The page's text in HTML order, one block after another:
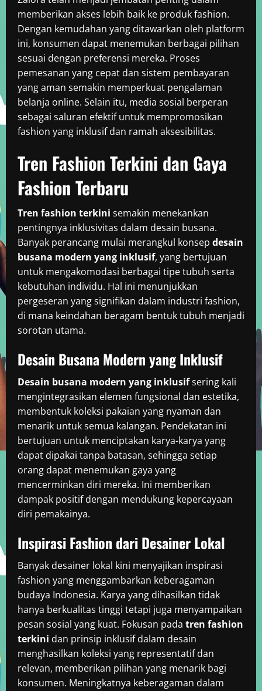
memberikan akses lebih baik ke produk fashion.
Dengan kemudahan yang ditawarkan oleh platform
ini, konsumen dapat menemukan berbagai pilihan
sesuai dengan preferensi mereka. Proses
pemesanan yang cepat dan sistem pembayaran
yang aman semakin memperkuat pengalaman
belanja online. Selain itu, media sosial berperan
sebagai saluran efektif untuk mempromosikan
fashion yang inklusif dan ramah aksesibilitas.
Tren Fashion Terkini dan Gaya
Fashion Terbaru
Tren fashion terkini semakin menekankan
pentingnya inklusivitas dalam desain busana.
Banyak perancang mulai merangkul konsep desain
busana modern yang inklusif, yang bertujuan
untuk mengakomodasi berbagai tipe tubuh serta
kebutuhan individu. Hal ini menunjukkan
pergeseran yang signifikan dalam industri fashion,
di mana keindahan beragam bentuk tubuh menjadi
sorotan utama.
Desain Busana Modern yang Inklusif
Desain busana modern yang inklusifsering kali
mengintegrasikan elemen fungsional dan estetika,
membentuk koleksi pakaian yang nyaman dan
menarik untuk semua kalangan. Pendekatan ini
bertujuan untuk menciptakan karya-karya yang
dapat dipakai tanpa batasan, sehingga setiap
orang dapat menemukan gaya yang
mencerminkan diri mereka. Ini memberikan
dampak positif dengan mendukung kepercayaan
diri pemakainya.
Inspirasi Fashion dari Desainer Lokal
Banyak desainer lokal kini menyajikan inspirasi
fashion yang menggambarkan keberagaman
budaya Indonesia. Karya yang dihasilkan tidak
hanya berkualitas tinggi tetapi juga menyampaikan
pesan sosial yang kuat. Fokusan pada tren fashion
terkini dan prinsip inklusif dalam desain
menghasilkan koleksi yang representatif dan
relevan, memberikan pilihan yang menarik bagi
konsumen. Meningkatnya keberagaman dalam